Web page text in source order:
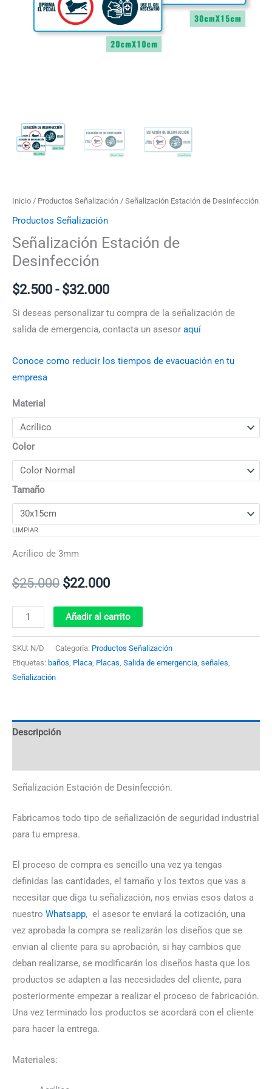
Inicio / Productos Señalización / Señalización Estación de Desinfección
Productos Señalización
Señalización Estación de
Desinfección
$2.500 - $32.000
$32.000
Si deseas personalizar tu compra de la señalización de
salida de emergencia, contacta un asesor aquí
Conoce como reducir los tiempos de evacuación en tu
empresa
Material
Color
Tamaño
LIMPIAR
Acrílico de 3mm
$25.000 $22.000
Añadir al carrito
SKU: N/D Categoría: Productos Señalización
Etiquetas: baños Placa Placas Salida de emergencia señales
Señalización
Descripción
Señalización Estación de Desinfección.
Fabricamos todo tipo de señalización de seguridad industrial
para tu empresa.
El proceso de compra es sencillo una vez ya tengas
definidas las cantidades, el tamaño y los textos que vas a
necesitar que diga tu señalización, nos envias esos datos a
nuestro Whatsapp, el asesor te enviará la cotización, una
vez aprobada la compra se realizarán los diseños que se
envian al cliente para su aprobación, si hay cambios que
deban realizarse, se modificarán los diseños hasta que los
productos se adapten a las necesidades del cliente, para
posteriormente empezar a realizar el proceso de fabricación.
Una vez terminado los productos se acordará con el cliente
para hacer la entrega.
Materiales: